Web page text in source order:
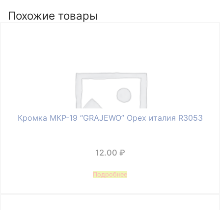
Похожие товары
Кромка МКР-19 “GRAJEWO” Орех италия R3053
12.00 ₽
Подробнее